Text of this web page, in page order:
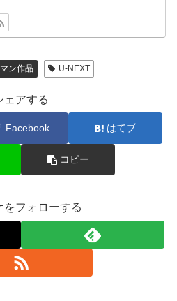
ン作品 U-NEXT
ェアする
Facebook はてブ
コピー
をフォローする